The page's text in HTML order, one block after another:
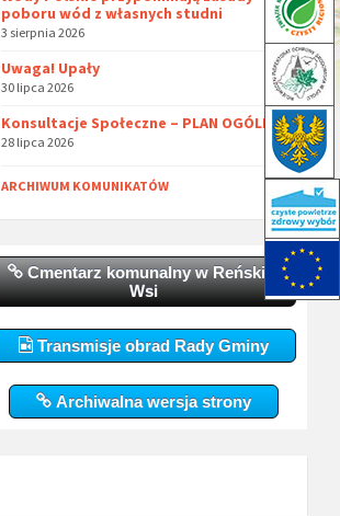
poboru wód z własnych studni
3 sierpnia 2026
Uwaga! Upały
30 lipca 2026
Konsultacje Społeczne – PLAN OGÓLNY
28 lipca 2026
ARCHIWUM KOMUNIKATÓW
Cmentarz komunalny w Reńskiej
Wsi
Transmisje obrad Rady Gminy
Archiwalna wersja strony